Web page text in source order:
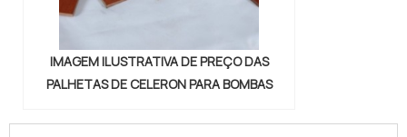
IMAGEM ILUSTRATIVA DE PREÇO DAS
PALHETAS DE CELERON PARA BOMBAS